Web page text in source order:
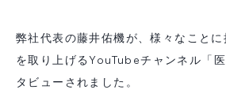
弊社代表の藤井佑機が、様々なこと
を取り上げるYouTubeチャンネル「
タビューされました。